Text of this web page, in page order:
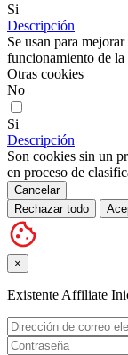
Si
Descripción
Se usan para
funcionamiento de la
Otras cookies
No
Si
Descripción
Son cookies sin un
en proceso de
Cancelar
Rechazar todo
×
Existente Affiliate